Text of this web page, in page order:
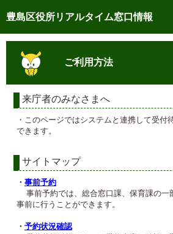
豊島区役所リアルタイム窓口情報
トップページへ
ご利用方法
事前予約
予約状況確認
リアルタイム 窓口混雑状況
メール通知登録
混雑予想カレンダー
ご利用方法
来庁者のみなさまへ
・このページではシステムと連携して受付
できます。
サイトマップ
・ 事前予約
事前予約では、総合窓口課、保育課の一
事前に行うことができます。
・ 予約状況確認